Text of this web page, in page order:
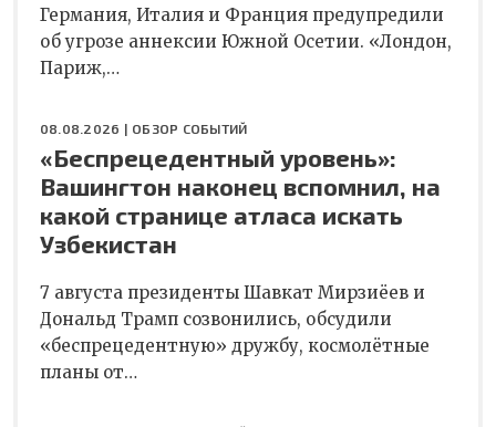
Германия, Италия и Франция предупредили
об угрозе аннексии Южной Осетии. «Лондон,
Париж,…
08.08.2026 | ОБЗОР СОБЫТИЙ
«Беспрецедентный уровень»:
Вашингтон наконец вспомнил, на
какой странице атласа искать
Узбекистан
7 августа президенты Шавкат Мирзиёев и
Дональд Трамп созвонились, обсудили
«беспрецедентную» дружбу, космолётные
планы от…